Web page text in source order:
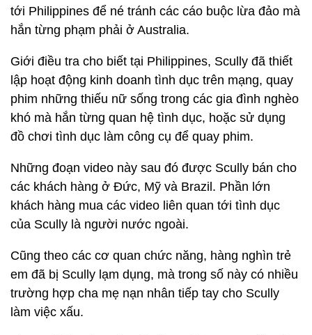
tới Philippines để né tránh các cáo buộc lừa đảo mà
hắn từng phạm phải ở Australia.
Giới điều tra cho biết tại Philippines, Scully đã thiết
lập hoạt động kinh doanh tình dục trên mạng, quay
phim những thiếu nữ sống trong các gia đình nghèo
khó mà hắn từng quan hệ tình dục, hoặc sử dụng
đồ chơi tình dục làm công cụ để quay phim.
Những đoạn video này sau đó được Scully bán cho
các khách hàng ở Đức, Mỹ và Brazil. Phần lớn
khách hàng mua các video liên quan tới tình dục
của Scully là người nước ngoài.
Cũng theo các cơ quan chức năng, hàng nghìn trẻ
em đã bị Scully lạm dụng, mà trong số này có nhiều
trường hợp cha mẹ nạn nhân tiếp tay cho Scully
làm việc xấu.